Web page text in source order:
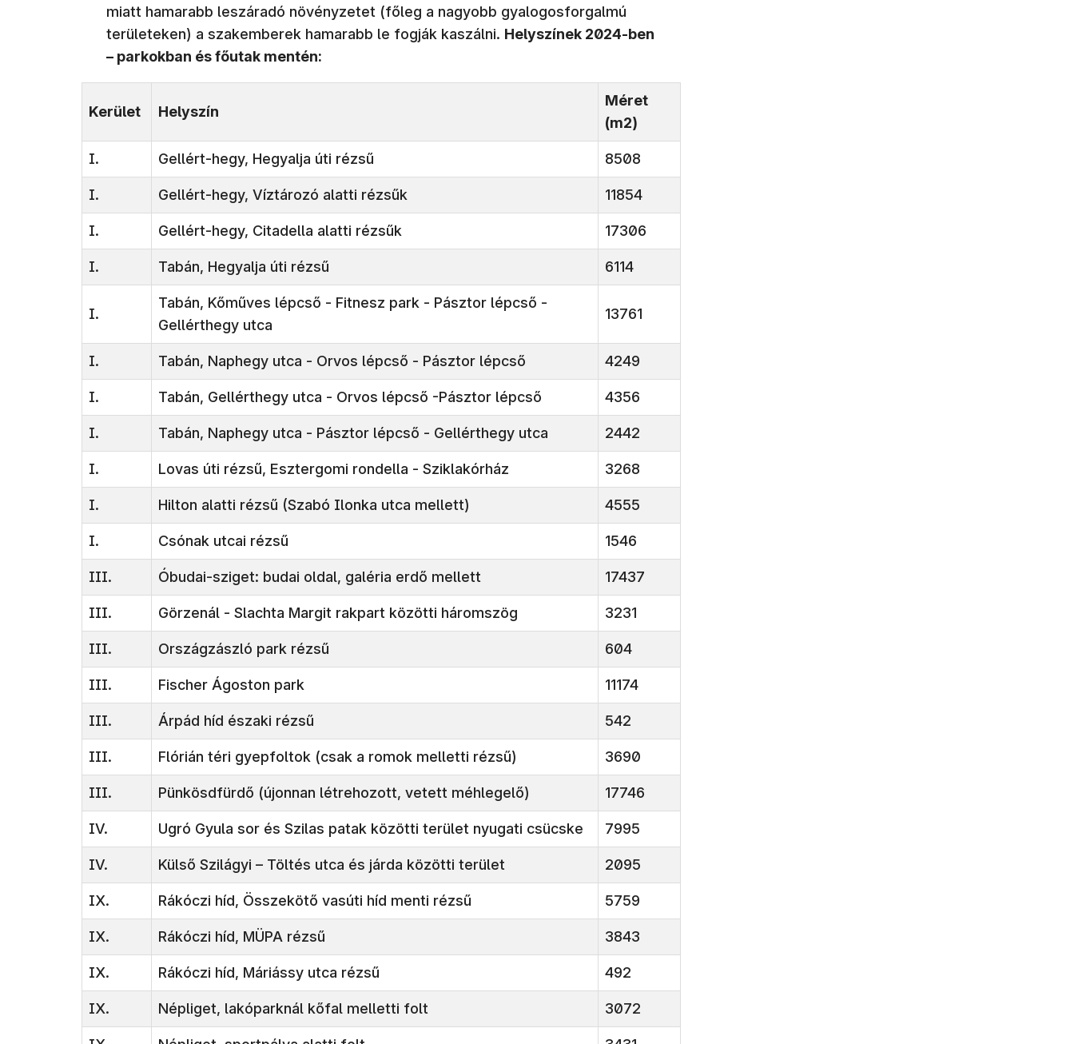
miatt hamarabb leszáradó növényzetet (főleg a nagyobb gyalogosforgalmú
területeken) a szakemberek hamarabb le fogják kaszálni. Helyszínek 2024-ben
​– parkokban és főutak mentén​​:
Kerület Helyszín
Méret
(m2)
I. Gellért-hegy, Hegyalja úti rézsű 8508
I. Gellért-hegy, Víztározó alatti rézsűk 11854
I. Gellért-hegy, Citadella alatti rézsűk 17306
I. Tabán, Hegyalja úti rézsű 6114
I.
Tabán, Kőműves lépcső - Fitnesz park - Pásztor lépcső -
Gellérthegy utca
13761
I. Tabán, Naphegy utca - Orvos lépcső - Pásztor lépcső 4249
I. Tabán, Gellérthegy utca - Orvos lépcső -Pásztor lépcső 4356
I. Tabán, Naphegy utca - Pásztor lépcső - Gellérthegy utca 2442
I. Lovas úti rézsű, Esztergomi rondella - Sziklakórház 3268
I. Hilton alatti rézsű (Szabó Ilonka utca mellett) 4555
I. Csónak utcai rézsű 1546
III. Óbudai-sziget: budai oldal, galéria erdő mellett 17437
III. Görzenál - Slachta Margit rakpart közötti háromszög 3231
III. Országzászló park rézsű 604
III. Fischer Ágoston park 11174
III. Árpád híd északi rézsű 542
III. Flórián téri gyepfoltok (csak a romok melletti rézsű) 3690
III. Pünkösdfürdő (újonnan létrehozott, vetett méhlegelő) 17746
IV. Ugró Gyula sor és Szilas patak közötti terület nyugati csücske 7995
IV. Külső Szilágyi – Töltés utca és járda közötti terület 2095
IX. Rákóczi híd, Összekötő vasúti híd menti rézsű 5759
IX. Rákóczi híd, MÜPA rézsű 3843
IX. Rákóczi híd, Máriássy utca rézsű 492
IX. Népliget, lakóparknál kőfal melletti folt 3072